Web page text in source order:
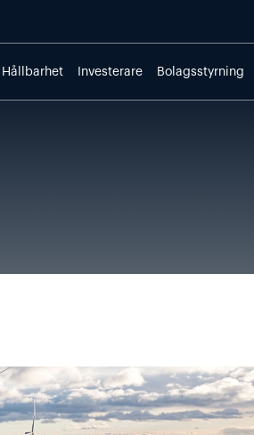
Hållbarhet Investerare Bolagsstyrning